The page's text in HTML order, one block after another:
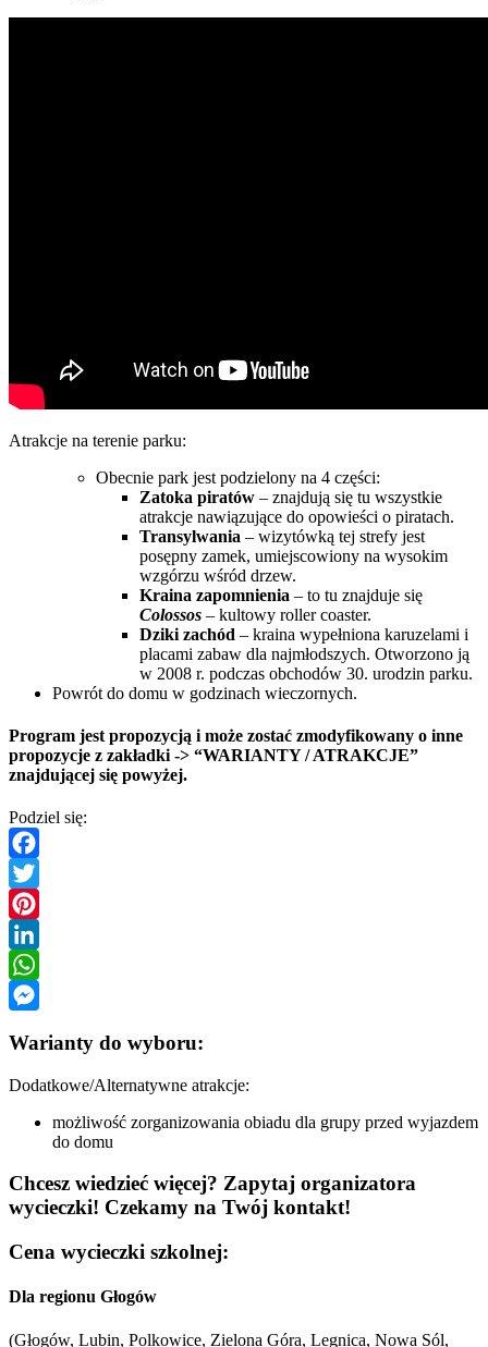
Atrakcje na terenie parku:
Obecnie park jest podzielony na 4 części:
Zatoka piratów – znajdują się tu wszystkie
atrakcje nawiązujące do opowieści o piratach.
Transylwania – wizytówką tej strefy jest
posępny zamek, umiejscowiony na wysokim
wzgórzu wśród drzew.
Kraina zapomnienia – to tu znajduje się
Colossos – kultowy roller coaster.
Dziki zachód – kraina wypełniona karuzelami i
placami zabaw dla najmłodszych. Otworzono ją
w 2008 r. podczas obchodów 30. urodzin parku.
Powrót do domu w godzinach wieczornych.
Program jest propozycją i może zostać zmodyfikowany o inne
propozycje z zakładki -> “WARIANTY / ATRAKCJE”
znajdującej się powyżej.
Podziel się:
Facebook
Twitter
Pinterest
LinkedIn
WhatsApp
Warianty do wyboru:
Dodatkowe/Alternatywne atrakcje:
możliwość zorganizowania obiadu dla grupy przed wyjazdem
do domu
Chcesz wiedzieć więcej? Zapytaj organizatora
wycieczki! Czekamy na Twój kontakt!
Cena wycieczki szkolnej:
Dla regionu Głogów
(Głogów, Lubin, Polkowice, Zielona Góra, Legnica, Nowa Sól,